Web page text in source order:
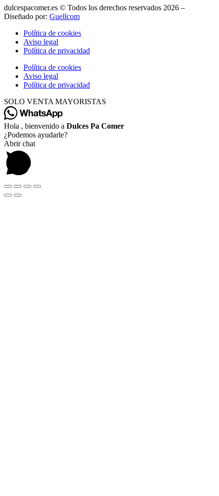
dulcespacomer.es © Todos los derechos reservados 2026 –
Diseñado por: Guellcom
Política de cookies
Aviso legal
Política de privacidad
Política de cookies
Aviso legal
Política de privacidad
SOLO VENTA MAYORISTAS
Hola , bienvenido a Dulces Pa Comer
¿Podemos ayudarle?
Abrir chat